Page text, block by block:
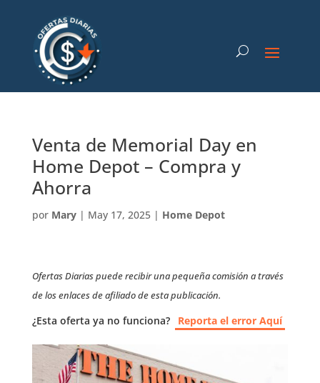
Venta de Memorial Day en
Home Depot – Compra y
Ahorra
por Mary| May 17, 2025| Home Depot
Ofertas Diarias puede recibir una pequeña comisión a través
de los enlaces de afiliado de esta publicación.
¿Esta oferta ya no funciona? Reporta el error Aquí